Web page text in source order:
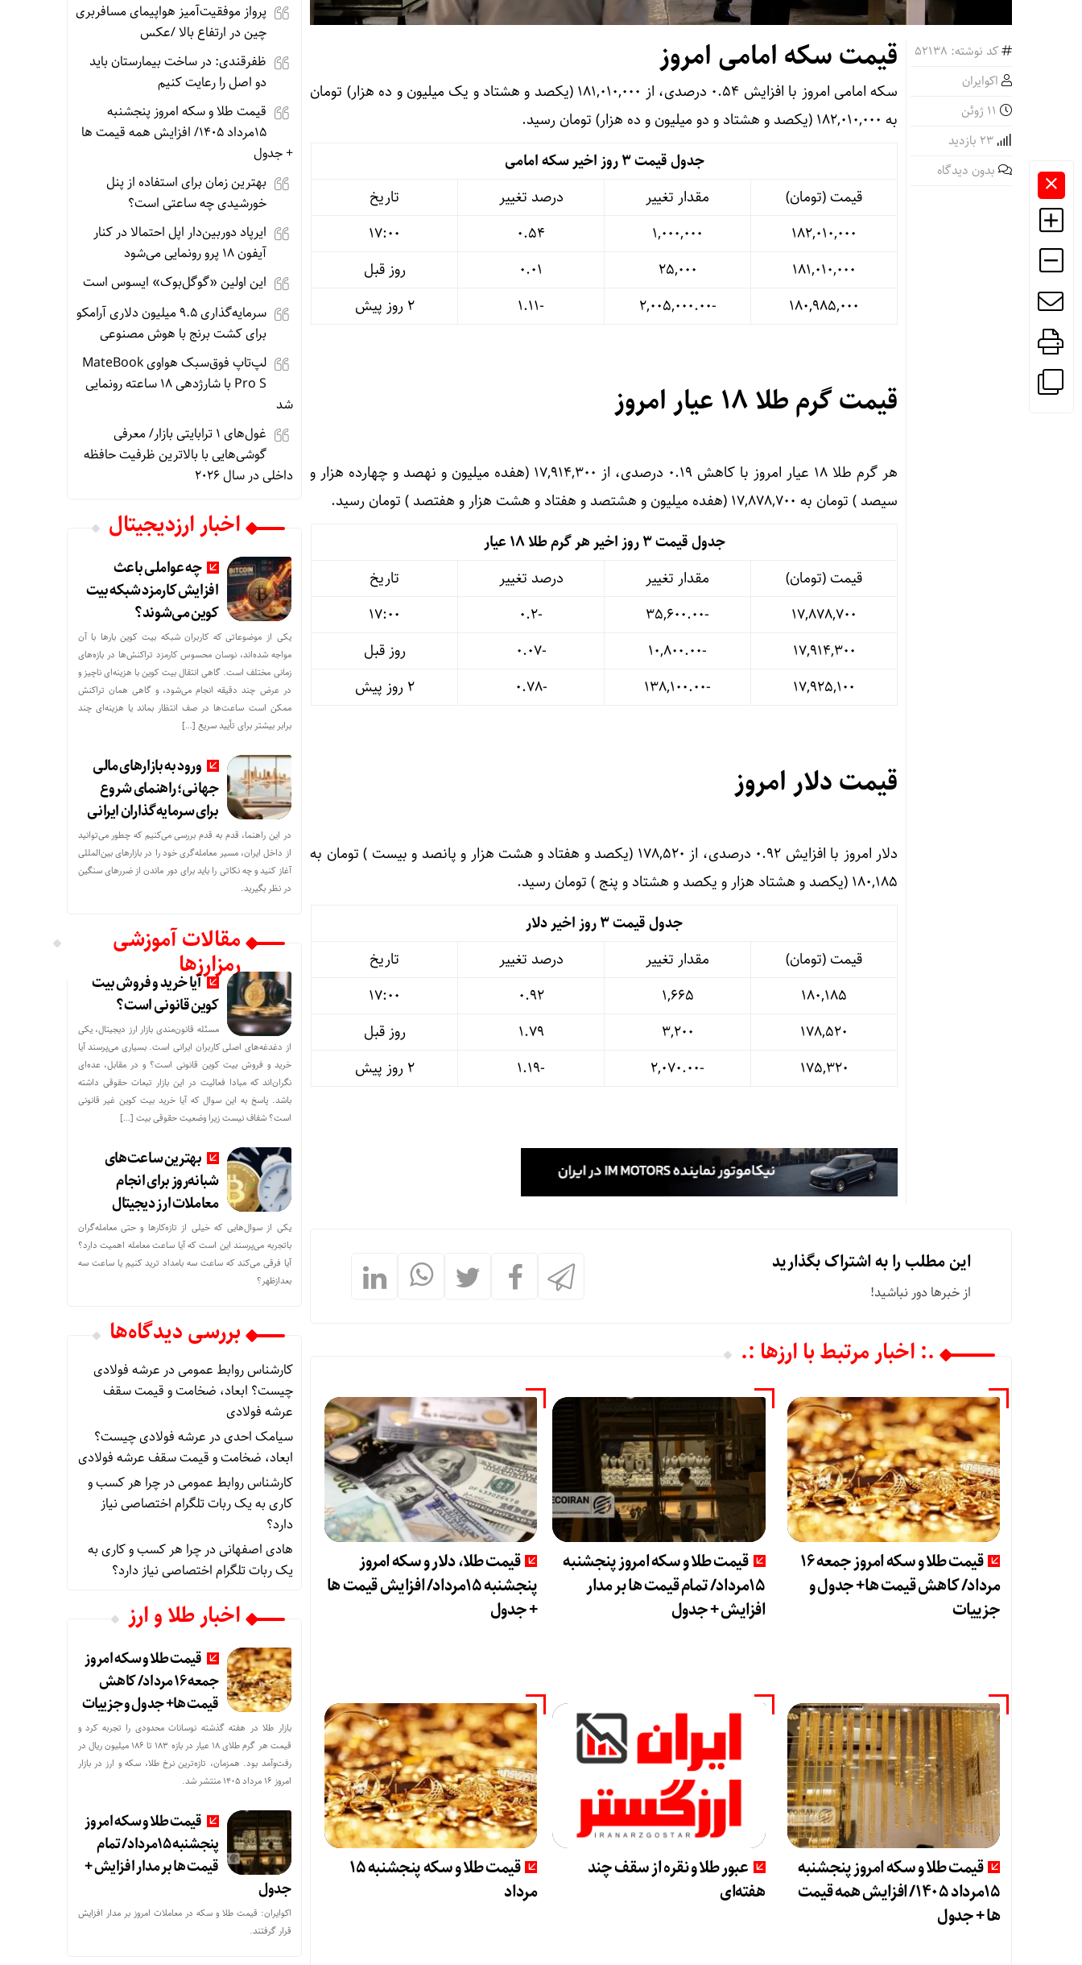
کد نوشته: 52138
اکوایران
بدون دیدگاه
قیمت سکه امامی امروز
سکه امامی امروز با افزایش ۰.۵۴ درصدی، از ۱۸۱,۰۱۰,۰۰۰ (یکصد و هشتاد و یک میلیون و ده هزار) تومان
به ۱۸۲,۰۱۰,۰۰۰ (یکصد و هشتاد و دو میلیون و ده هزار) تومان رسید.
جدول قیمت 3 روز اخیر سکه امامی
قیمت (تومان)
مقدار تغییر درصد تغییر
تاریخ
۱۸۲,۰۱۰,۰۰۰
۱,۰۰۰,۰۰۰ ۰.۵۴
17:00
۱۸۱,۰۱۰,۰۰۰
۲۵,۰۰۰ ۰.۰۱
روز قبل
۱۸۰,۹۸۵,۰۰۰
-۲,۰۰۵,۰۰۰.۰۰ -۱.۱۱ ۲ روز پیش
قیمت گرم طلا ۱۸ عیار امروز
هر گرم طلا ۱۸ عیار امروز با کاهش ۰.۱۹ درصدی، از ۱۷,۹۱۴,۳۰۰ (هفده میلیون و نهصد و چهارده هزار و
سیصد ) تومان به ۱۷,۸۷۸,۷۰۰ (هفده میلیون و هشتصد و هفتاد و هشت هزار و هفتصد ) تومان رسید.
جدول قیمت 3 روز اخیر هر گرم طلا ۱۸ عیار
قیمت (تومان)
مقدار تغییر درصد تغییر
تاریخ
۱۷,۸۷۸,۷۰۰
-۳۵,۶۰۰.۰۰ -۰.۲
17:00
۱۷,۹۱۴,۳۰۰
-۱۰,۸۰۰.۰۰ -۰.۰۷
روز قبل
۱۷,۹۲۵,۱۰۰
-۱۳۸,۱۰۰.۰۰ -۰.۷۸ ۲ روز پیش
قیمت دلار امروز
دلار امروز با افزایش ۰.۹۲ درصدی، از ۱۷۸,۵۲۰ (یکصد و هفتاد و هشت هزار و پانصد و بیست ) تومان به
۱۸۰,۱۸۵ (یکصد و هشتاد هزار و یکصد و هشتاد و پنج ) تومان رسید.
جدول قیمت 3 روز اخیر دلار
قیمت (تومان)
مقدار تغییر درصد تغییر
تاریخ
۱۸۰,۱۸۵
۱,۶۶۵ ۰.۹۲
17:00
۱۷۸,۵۲۰
۳,۲۰۰ ۱.۷۹
روز قبل
۱۷۵,۳۲۰
-۲,۰۷۰.۰۰ -۱.۱۹ ۲ روز پیش
این مطلب را به اشتراک بگذارید
از خبرها دور نباشید!
.: اخبار مرتبط با ارزها :.
قیمت طلا و سکه امروز جمعه ۱۶
مرداد/ کاهش قیمت ها+ جدول و
جزییات
قیمت طلا و سکه امروز پنجشنبه
15مرداد/ تمام قیمت ها بر مدار
افزایش + جدول
قیمت طلا، دلار و سکه امروز
پنجشنبه 15مرداد/ افزایش قیمت ها
+ جدول
قیمت طلا و سکه امروز پنجشنبه
15مرداد 1405/ افزایش همه قیمت
ها + جدول
عبور طلا و نقره از سقف چند
هفته‌ای
قیمت طلا و سکه پنجشنبه 15
مرداد
پرواز موفقیت‌آمیز هواپیمای مسافربری
چین در ارتفاع بالا /عکس
ظفرقندی: در ساخت بیمارستان باید
دو اصل را رعایت کنیم
قیمت طلا و سکه امروز پنجشنبه
15مرداد 1405/ افزایش همه قیمت ها
+ جدول
بهترین زمان برای استفاده از پنل
خورشیدی چه ساعتی است؟
ایرپاد دوربین‌دار اپل احتمالا در کنار
آیفون ۱۸ پرو رونمایی می‌شود
این اولین «گوگل‌بوک» ایسوس است
سرمایه‌گذاری ۹.۵ میلیون دلاری آرامکو
برای کشت برنج با هوش مصنوعی
لپ‌تاپ فوق‌سبک هواوی MateBook
Pro S با شارژدهی ۱۸ ساعته رونمایی
شد
غول‌های ۱ ترابایتی بازار/ معرفی
گوشی‌هایی با بالاترین ظرفیت حافظه
داخلی در سال ۲۰۲۶
اخبار ارزدیجیتال
چه عواملی باعث
افزایش کارمزد شبکه بیت
کوین می‌شوند؟
یکی از موضوعاتی که کاربران شبکه بیت کوین بارها با آن
مواجه شده‌اند، نوسان محسوس کارمزد تراکنش‌ها در بازه‌های
زمانی مختلف است. گاهی انتقال بیت کوین با هزینه‌ای ناچیز و
در عرض چند دقیقه انجام می‌شود، و گاهی همان تراکنش
ممکن است ساعت‌ها در صف انتظار بماند یا هزینه‌ای چند
برابر بیشتر برای تأیید سریع […]
ورود به بازارهای مالی
جهانی؛ راهنمای شروع
برای سرمایه‌گذاران ایرانی
در این راهنما، قدم به قدم بررسی می‌کنیم که چطور می‌توانید
از داخل ایران، مسیر معامله‌گری خود را در بازارهای بین‌المللی
آغاز کنید و چه نکاتی را باید برای دور ماندن از ضررهای سنگین
در نظر بگیرید.
مقالات آموزشی
رمزارزهاآیا خرید و فروش بیت
کوین قانونی است؟
مسئله قانون‌مندی بازار ارز دیجیتال، یکی
از دغدغه‌های اصلی کاربران ایرانی است. بسیاری می‌پرسند آیا
خرید و فروش بیت کوین قانونی است؟ و در مقابل، عده‌ای
نگران‌اند که مبادا فعالیت در این بازار تبعات حقوقی داشته
باشد. پاسخ به این سوال که آیا خرید بیت کوین غیر قانونی
است؟ شفاف نیست زیرا وضعیت حقوقی بیت‌ […]
بهترین ساعت‌های
شبانه‌روز برای انجام
معاملات ارز دیجیتال
یکی از سوال‌هایی که خیلی از تازه‌کارها و حتی معامله‌گران
باتجربه می‌پرسند این است که آیا ساعت معامله اهمیت دارد؟
آیا فرقی می‌کند که ساعت سه بامداد ترید کنیم یا ساعت سه
بعدازظهر؟
بررسی دیدگاه‌ها
کارشناس روابط عمومیدر عرشه فولادی
چیست؟ ابعاد، ضخامت و قیمت سقف
عرشه فولادی
سیامک احدیدر عرشه فولادی چیست؟
ابعاد، ضخامت و قیمت سقف عرشه فولادی
کارشناس روابط عمومیدرچرا هر کسب‌ و
کاری به یک ربات تلگرام اختصاصی نیاز
دارد؟
هادی اصفهانیدرچرا هر کسب‌ و کاری به
یک ربات تلگرام اختصاصی نیاز دارد؟
اخبار طلا و ارز
قیمت طلا و سکه امروز
جمعه ۱۶ مرداد/ کاهش
قیمت ها+ جدول و جزییات
بازار طلا در هفته گذشته نوسانات محدودی را تجربه کرد و
قیمت هر گرم طلای ۱۸ عیار در بازه ۱۸۳ تا ۱۸۶ میلیون ریال در
رفت‌وآمد بود. همزمان، تازه‌ترین نرخ طلا، سکه و ارز در بازار
امروز ۱۶ مرداد ۱۴۰۵ منتشر شد.
قیمت طلا و سکه امروز
پنجشنبه 15مرداد/ تمام
قیمت ها بر مدار افزایش +
جدول
اکوایران: قیمت طلا و سکه در معاملات امروز بر مدار افزایش
قرار گرفتند.